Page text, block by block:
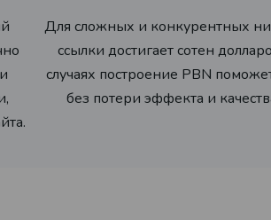
Для сложных и конкурентных
ссылки достигает сотен
случаях построение PBN
без потери эффекта и